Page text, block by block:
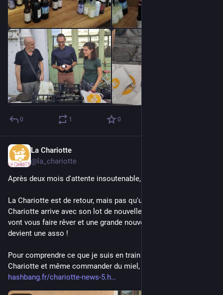
0 1 0
La Chariotte
@la_chariotte
Après deux mois d'attente insoutenable, tenez-vous bien.
La Chariotte est de retour, mais pas qu'un peu ! La V1 de la
Chariotte arrive avec son lot de nouvelles fonctionnalités qui
vont vous faire rêver et une grande nouvelle : la Chariotte
devient une asso !
Pour comprendre ce que je suis en train de raconter, tester la
Chariotte et même commander du miel, foncez lire tout ça !
hashbang.fr/chariotte-news-5.h